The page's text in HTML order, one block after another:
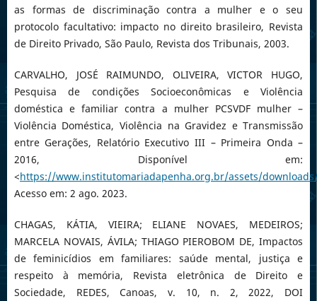
as formas de discriminação contra a mulher e o seu
protocolo facultativo: impacto no direito brasileiro, Revista
de Direito Privado, São Paulo, Revista dos Tribunais, 2003.
CARVALHO, JOSÉ RAIMUNDO, OLIVEIRA, VICTOR HUGO,
Pesquisa de condições Socioeconômicas e Violência
doméstica e familiar contra a mulher PCSVDF mulher –
Violência Doméstica, Violência na Gravidez e Transmissão
entre Gerações, Relatório Executivo III – Primeira Onda –
2016, Disponível em:
<https://www.institutomariadapenha.org.br/assets/
Acesso em: 2 ago. 2023.
CHAGAS, KÁTIA, VIEIRA; ELIANE NOVAES, MEDEIROS;
MARCELA NOVAIS, ÁVILA; THIAGO PIEROBOM DE, Impactos
de feminicídios em familiares: saúde mental, justiça e
respeito à memória, Revista eletrônica de Direito e
Sociedade, REDES, Canoas, v. 10, n. 2, 2022, DOI